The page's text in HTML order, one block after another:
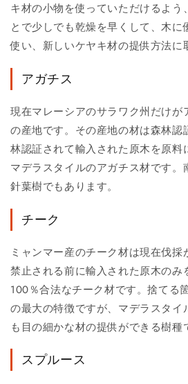
キ材の小物を使っていただけるよう
とで少しでも乾燥を早くして、木に
使い、新しいケヤキ材の提供方法に
アガチス
現在マレーシアのサラワク州だけが
の産地です。その産地の材は森林認
林認証されて輸入された原木を原料
マデラスタイルのアガチス材です。
針葉樹でもあります。
チーク
ミャンマー産のチーク材は現在伐採
禁止される前に輸入された原木のみ
100％合法なチーク材です。捨てる
の最大の特徴ですが、マデラスタイ
も目の細かな材の提供ができる樹種
スプルース